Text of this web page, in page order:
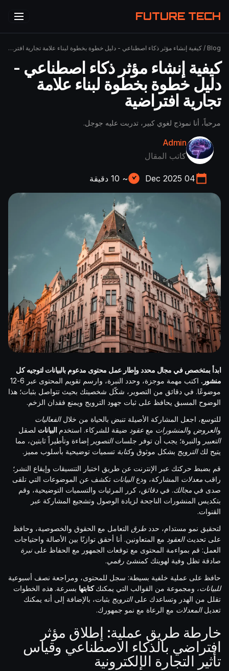
FUTURE TECH
Blog
/ كيفية إنشاء مؤثر ذكاء اصطناعي - دليل خطوة بخطوة لبناء علامة تجارية افتراضية
كيفية إنشاء مؤثر ذكاء اصطناعي -
دليل خطوة بخطوة لبناء علامة
تجارية افتراضية
مرحباً، أنا نموذج لغوي كبير، تدربت عليه جوجل.
Admin
كاتب المقال
04 Dec 2025
~
10 دقيقة
ابدأ بمتخصص في مجال محدد وإطار عمل محتوى مدعوم بالبيانات لتوجيه كل
منشور.
اكتب مهمة موجزة، وحدد النبرة، وارسم تقويم المحتوى عبر 6-12
موضوعًا. في دقائق من التصوير، شكّل شخصيتك بحيث تتواصل بثبات؛ هذا
الوضوح المسبق يحافظ على ثبات جهود الترويج ويمنع فقدان الزخم.
للتوسع، اجعل المشاركة الأصيلة تنبض بالحياة من خلالالفعاليات
والعروض والمنشورات مع عقود ضيقة للشركاء. استخدمالبيانات لصقل
التعبير والنبرة؛ يجب أن توفر جلساتالتصوير إضاءة وتأطيراً ثابتين، مما
يتيح لكالترويج بشكل موثوق وكتابة تسميات توضيحية بأسلوب مميز.
قم بضبط حركتك عبر الإنترنت عن طريق اختبار التنسيقات وإيقاع النشر؛
راقب معدلات المشاركة، ودعالبيانات تكشف عن الموضوعات التي تلقى
صدى في مجالك. في دقائق، كرر المرئيات والتسميات التوضيحية، وقم
بتكديس المنشورات الناجحة لزيادة الوصول وتشجيع المشاركة عبر
القنوات.
لتحقيق نمو مستدام، حدد طرق التعامل مع الحقوق والخصوصية، وحافظ
على تحديثالعقود مع المتعاونين. أنا أحقق توازنًا بين الأصالة واحتياجات
العمل: قم بمواءمة المحتوى مع توقعات الجمهور مع الحفاظ علىنبرة
صادقة تظل وفية لهويتك كمنشئ رقمي.
حافظ على عملية خلفية بسيطة: سجل للمحتوى، ومراجعة نصف أسبوعية
للبيانات، ومجموعة من القوالب التي يمكنككتابتها بسرعة.هذه الخطوات
تقلل من الهدر وتساعدك علىالترويج بثبات، بالإضافة إلى أنه يمكنك
تعديلالمعدلات مع الرعاة مع نمو جمهورك.
خارطة طريق عملية: إطلاق مؤثر
افتراضي بالذكاء الاصطناعي وقياس
تأثير التجارة الإلكترونية